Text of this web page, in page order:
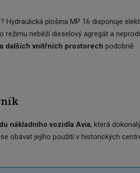
? Hydraulická plošina MP 16 disponuje
neběží dieselový agregát a
dalších vnitřních prostorech podobně
nákladního vozidla Avia, která
obávat jejího použití v historických